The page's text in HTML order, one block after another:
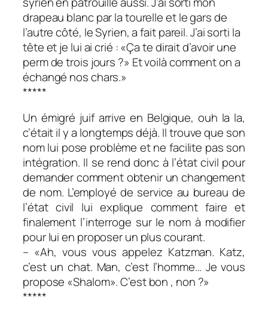
drapeau blanc par la tourelle et le gars de
l’autre côté, le Syrien, a fait pareil. J’ai sorti la
tête et je lui ai crié : «Ça te dirait d’avoir une
perm de trois jours ?» Et voilà comment on a
échangé nos chars.»
*****
Un émigré juif arrive en Belgique, ouh la la,
c’était il y a longtemps déjà. Il trouve que son
nom lui pose problème et ne facilite pas son
intégration. Il se rend donc à l’état civil pour
demander comment obtenir un changement
de nom. L’employé de service au bureau de
l’état civil lui explique comment faire et
finalement l’interroge sur le nom à modifier
pour lui en proposer un plus courant.
– «Ah, vous vous appelez Katzman. Katz,
c’est un chat. Man, c’est l’homme… Je vous
propose «Shalom». C’est bon , non ?»
*****